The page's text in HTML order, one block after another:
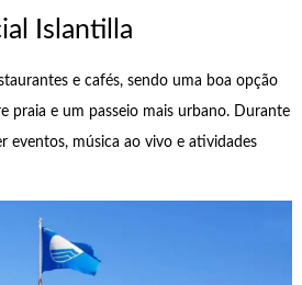
Islantilla
e cafés, sendo uma boa opção
praia e um passeio mais urbano. Durante
eventos, música ao vivo e atividades